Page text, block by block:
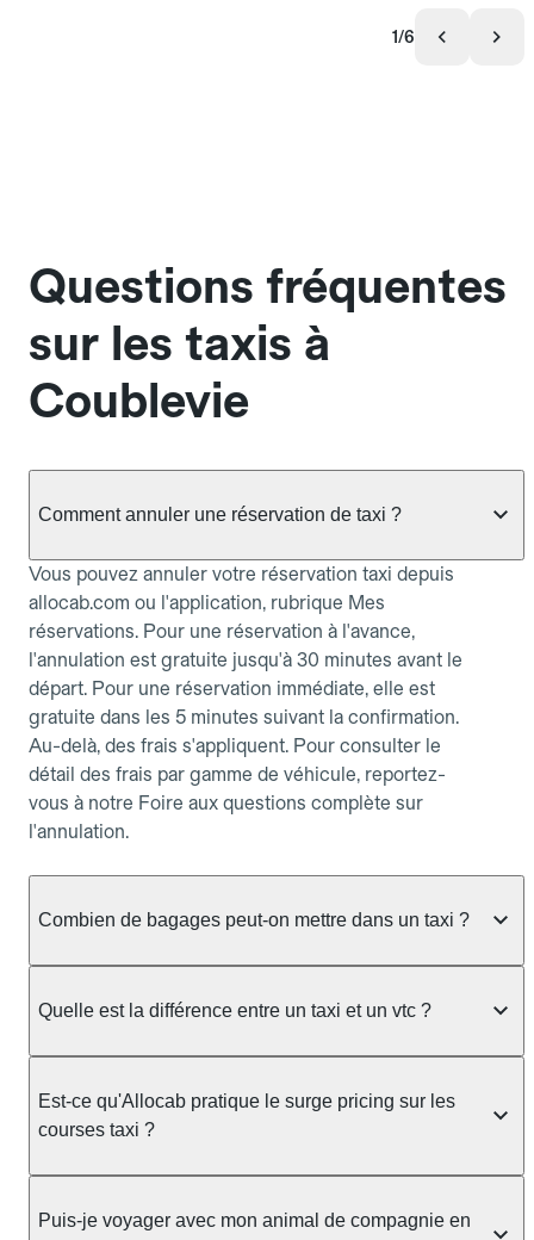
1/6
Questions fréquentes
sur les taxis à
Coublevie
Comment annuler une réservation de taxi ?
Vous pouvez annuler votre réservation taxi depuis
allocab.com ou l'application, rubrique Mes
réservations. Pour une réservation à l'avance,
l'annulation est gratuite jusqu'à 30 minutes avant le
départ. Pour une réservation immédiate, elle est
gratuite dans les 5 minutes suivant la confirmation.
Au-delà, des frais s'appliquent. Pour consulter le
détail des frais par gamme de véhicule, reportez-
vous à notre Foire aux questions complète sur
l'annulation.
Combien de bagages peut-on mettre dans un taxi ?
taxi berline accueille en général jusqu'à 3 bagages
ou nombreux, précisez-le dans le champ "Message
au chauffeur" lors de la réservation. Le prix n'est
pas impacté par le nombre de bagages.
Quelle est la différence entre un taxi et un vtc ?
prendre en charge directement dans la rue, à une
station ou sur réservation, avec un tarif au
réservation et propose un prix fixe annoncé à
l'avance. Chez Allocab, réservez facilement votre
Est-ce qu'Allocab pratique le surge pricing sur les
courses taxi ?
réglementation préfectorale et suit un barème
Puis-je voyager avec mon animal de compagnie en